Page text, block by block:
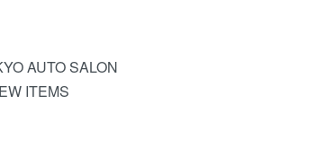
AUTO SALON
ITEMS